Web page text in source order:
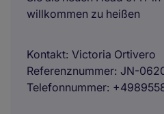
willkommen zu heißen
Kontakt Victoria Ortivero
Referenznummer JN-
Telefonnummer